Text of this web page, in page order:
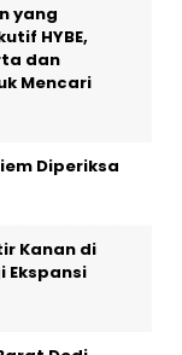
yang
HYBE,
dan
Mencari
Diperiksa
Kanan di
Ekspansi